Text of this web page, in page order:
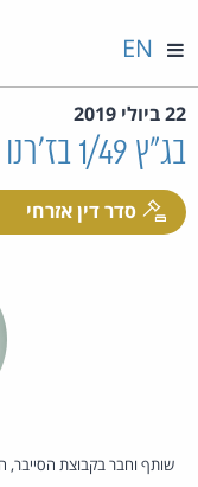
EN
22 ביולי 2019
בג"ץ 1/49 בז'רנו ואח' נ' שר המשטרה ואח'
סדר דין אזרחי
שותף וחבר בקבוצת הסייבר,